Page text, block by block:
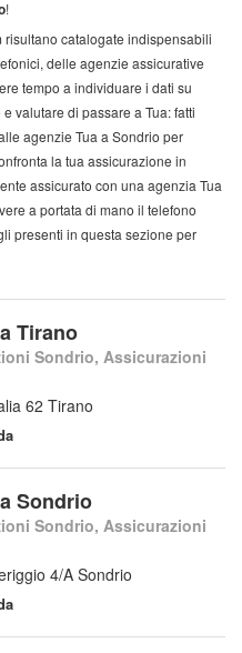
!
catalogate indispensabili
delle agenzie assicurative
tempo a individuare i dati su
valutare di passare a Tua: fatti
agenzie Tua a Sondrio per
la tua assicurazione in
assicurato con una agenzia Tua
a portata di mano il telefono
presenti in questa sezione per
Tirano
Sondrio, Assicurazioni
62 Tirano
Sondrio
Sondrio, Assicurazioni
4/A Sondrio